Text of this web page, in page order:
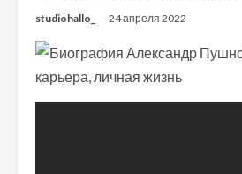
studiohallo_ 24 апреля 2022